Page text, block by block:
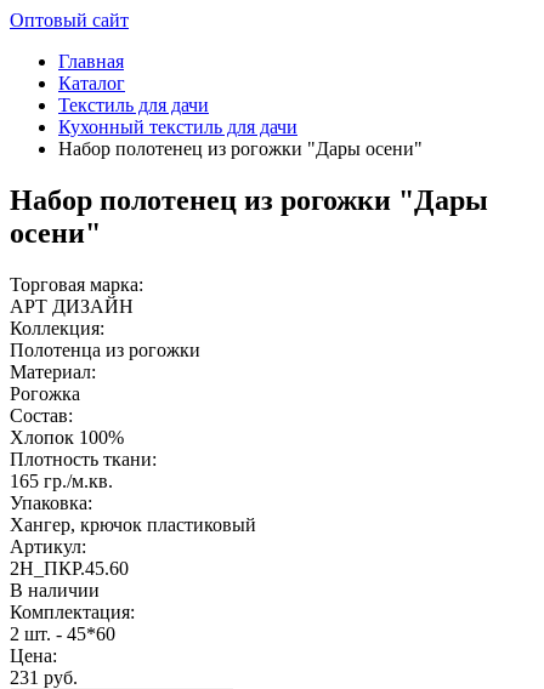
Оптовый сайт
Главная
Каталог
Текстиль для дачи
Кухонный текстиль для дачи
Набор полотенец из рогожки "Дары осени"
Набор полотенец из рогожки "Дары
осени"
Торговая марка:
АРТ ДИЗАЙН
Коллекция:
Полотенца из рогожки
Материал:
Рогожка
Состав:
Хлопок 100%
Плотность ткани:
165 гр./м.кв.
Упаковка:
Хангер, крючок пластиковый
Артикул:
2Н_ПКР.45.60
В наличии
Комплектация:
2 шт. - 45*60
Цена:
231 руб.